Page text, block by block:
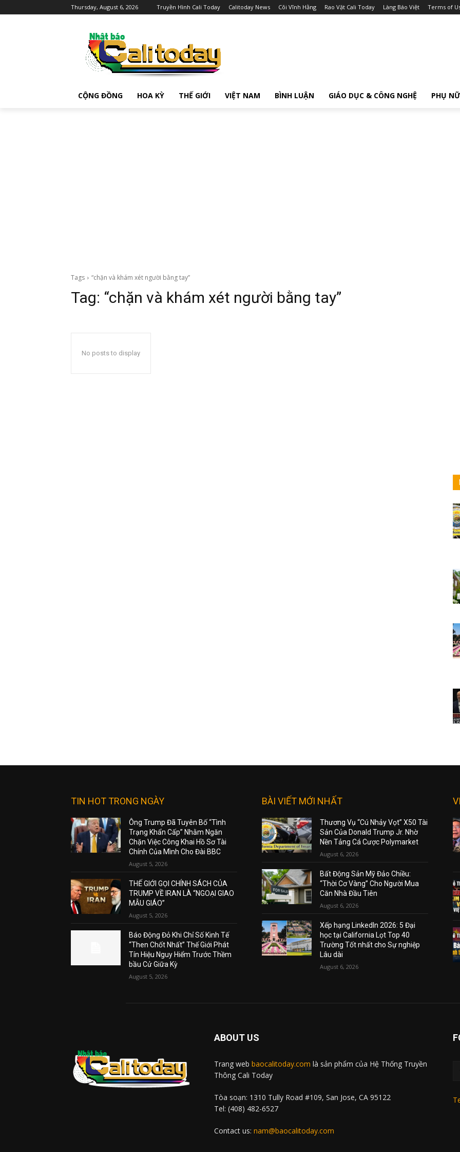
Thursday, August 6, 2026 Truyền Hình Cali Today Calitoday News Cõi Vĩnh Hằng Rao Vặt Cali Today Làng Báo Việt Terms of
CỘNG ĐỒNG HOA KỲ THẾ GIỚI VIỆT NAM BÌNH LUẬN GIÁO DỤC & CÔNG NGHỆ PHỤ NỮ
Tags “chặn và khám xét người bằng tay”
Tag: “chặn và khám xét người bằng tay”
No posts to display
TIN HOT TRONG NGÀY
Ông Trump Đã Tuyên Bố “Tình
Trạng Khẩn Cấp” Nhằm Ngăn
Chặn Việc Công Khai Hồ Sơ Tài
Chính Của Mình Cho Đài BBC
August 5, 2026
THẾ GIỚI GỌI CHÍNH SÁCH CỦA
TRUMP VỀ IRAN LÀ “NGOẠI GIAO
MẪU GIÁO”
August 5, 2026
Báo Động Đỏ Khi Chỉ Số Kinh Tế
“Then Chốt Nhất” Thế Giới Phát
Tín Hiệu Nguy Hiểm Trước Thềm
bầu Cử Giữa Kỳ
August 5, 2026
BÀI VIẾT MỚI NHẤT
Thương Vụ “Cú Nhảy Vọt” X50 Tài
Sản Của Donald Trump Jr. Nhờ
Nền Tảng Cá Cược Polymarket
August 6, 2026
Bất Động Sản Mỹ Đảo Chiều:
“Thời Cơ Vàng” Cho Người Mua
Căn Nhà Đầu Tiên
August 6, 2026
Xếp hạng LinkedIn 2026: 5 Đại
học tại California Lọt Top 40
Trường Tốt nhất cho Sự nghiệp
Lâu dài
August 6, 2026
ABOUT US
Trang web baocalitoday.com là sản phẩm của Hệ Thống Truyền
Thông Cali Today
Tòa soạn: 1310 Tully Road #109, San Jose, CA 95122
Tel: (408) 482-6527
Contact us: nam@baocalitoday.com